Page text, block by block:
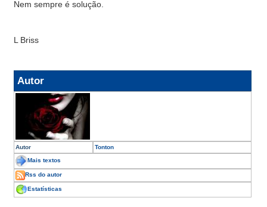
Nem sempre é solução.
L Briss
Autor
Autor Tonton
Mais textos
Rss do autor
Estatísticas